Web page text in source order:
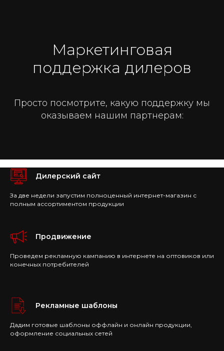
Маркетинговая
поддержка дилеров
Просто посмотрите, какую поддержку мы
оказываем нашим партнерам:
Дилерский сайт
За две недели запустим полноценный интернет-магазин с
полным ассортиментом продукции
Продвижение
Проведем рекламную кампанию в интернете на оптовиков или
конечных потребителей
Рекламные шаблоны
Дадим готовые шаблоны оффлайн и онлайн продукции,
оформление социальных сетей